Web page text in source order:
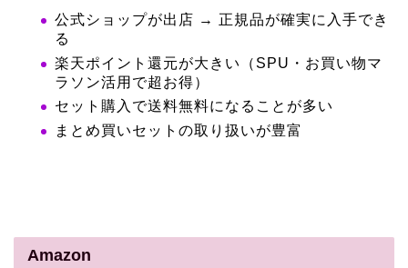
公式ショップが出店 → 正規品が確実に入手でき
る
楽天ポイント還元が大きい（SPU・お買い物マ
ラソン活用で超お得）
セット購入で送料無料になることが多い
まとめ買いセットの取り扱いが豊富
Amazon